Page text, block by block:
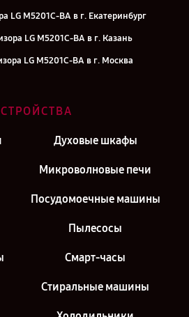
LG M5201C-BA в г. Екатеринбург
LG M5201C-BA в г. Казань
LG M5201C-BA в г. Москва
Духовые шкафы
Микроволновые печи
Посудомоечные машины
Пылесосы
Смарт-часы
Стиральные машины